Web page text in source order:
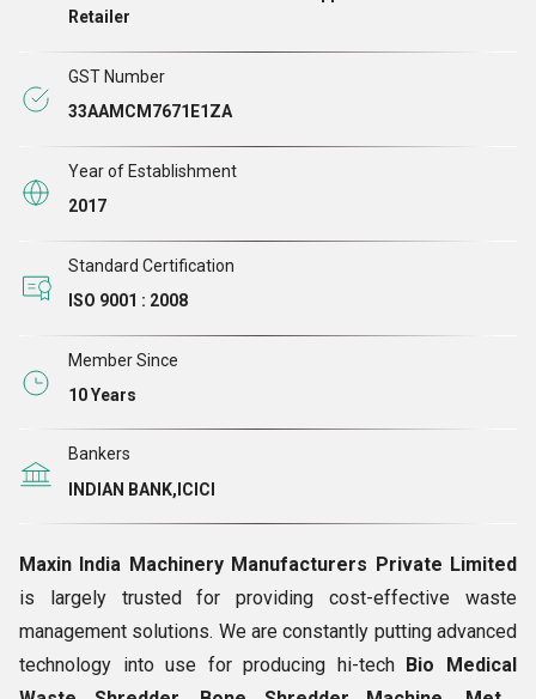
प्लास्टिक श्रेडर मशीन, इलेक्ट्रॉनिक वेस्ट श्रेडर, म्यूनिसिपल सॉलिड वेस्ट
हमारा हाई-टेक प्रोडक्शन प्लांट...
Retailer
GST Number
33AAMCM7671E1ZA
Year of Establishment
2017
Standard Certification
ISO 9001 : 2008
Member Since
10 Years
Bankers
INDIAN BANK,ICICI
Maxin India Machinery Manufacturers Private Limited
is largely trusted for providing cost-effective waste
management solutions. We are constantly putting advanced
technology into use for producing hi-tech
Bio Medical